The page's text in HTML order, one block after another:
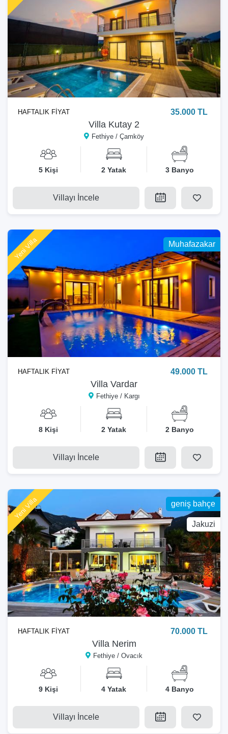
Villa Kutay 2
Fethiye / Çamköy
HAFTALIK FİYAT 35.000 TL
5 Kişi 2 Yatak 3 Banyo
Villayı İncele
Muhafazakar
Yeni Villa
Villa Vardar
Fethiye / Kargı
HAFTALIK FİYAT 49.000 TL
8 Kişi 2 Yatak 2 Banyo
Villayı İncele
geniş bahçe
Jakuzi
Yeni Villa
Villa Nerim
Fethiye / Ovacık
HAFTALIK FİYAT 70.000 TL
9 Kişi 4 Yatak 4 Banyo
Villayı İncele